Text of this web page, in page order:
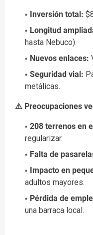
Inversión total:
Longitud
hasta Nebuco).
Nuevos enlaces:
Seguridad vial:
metálicas.
⚠️ Preocupaciones
208 terrenos en
regularizar.
Falta de
Impacto en
adultos mayores.
Pérdida de
una barraca local.